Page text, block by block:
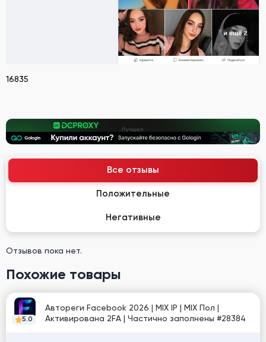
16835
Все отзывы
Положительные
Негативные
Отзывов пока нет.
Похожие товары
5.0
Автореги Facebook 2026 | MIX IP | MIX Пол |
Активирована 2FA | Частично заполнены #28384